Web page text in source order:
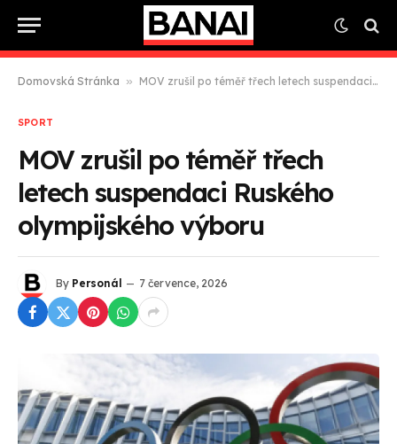
Domovská Stránka » MOV zrušil po téměř třech letech suspendaci Ruského olympijského výboru
SPORT
MOV zrušil po téměř třech
letech suspendaci Ruského
olympijského výboru
By Personál 7 července, 2026